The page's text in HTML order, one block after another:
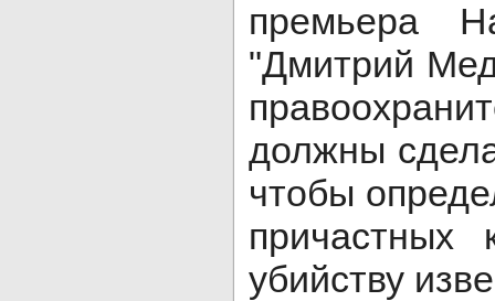
премьера
"Дмитрий
должны
чтобы
причастных
убийству